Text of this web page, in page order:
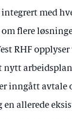
med
flere
RHF
nytt
inngått avtale
allerede